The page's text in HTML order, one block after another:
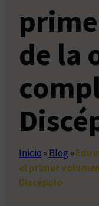
de la
Inicio» Blog »
el primer
Discépolo